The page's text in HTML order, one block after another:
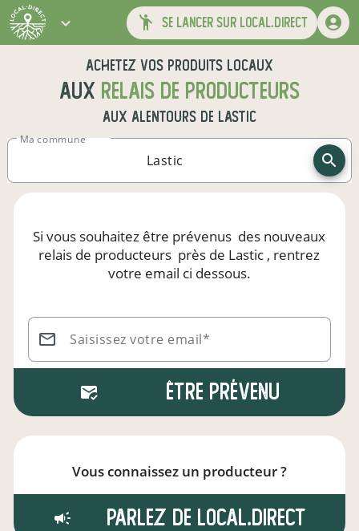
se lancer sur local.direct
Achetez vos produits locaux
aux relais de producteurs
aux alentours de Lastic
Ma commune
Si vous souhaitez être prévenus des nouveaux
relais de producteurs près de Lastic , rentrez
votre email ci dessous.
Saisissez votre email*
Être prévenu
Vous connaissez un producteur ?
Parlez de local.direct